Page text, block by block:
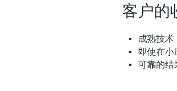
客户的
成熟技
即使在
可靠的结